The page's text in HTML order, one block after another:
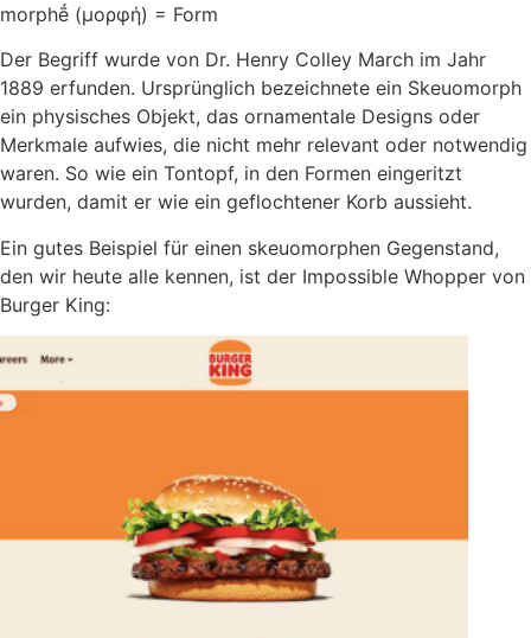
morphḗ (μορφή) = Form
Der Begriff wurde von Dr. Henry Colley March im Jahr
1889 erfunden. Ursprünglich bezeichnete ein Skeuomorph
ein physisches Objekt, das ornamentale Designs oder
Merkmale aufwies, die nicht mehr relevant oder notwendig
waren. So wie ein Tontopf, in den Formen eingeritzt
wurden, damit er wie ein geflochtener Korb aussieht.
Ein gutes Beispiel für einen skeuomorphen Gegenstand,
den wir heute alle kennen, ist der Impossible Whopper von
Burger King: